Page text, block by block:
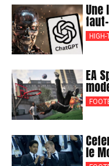
HIGH-
EA
le